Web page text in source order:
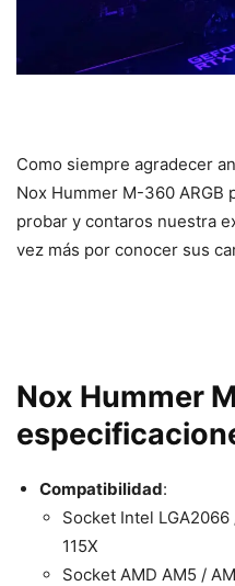
Como siempre agradecer
Nox Hummer M-360 ARGB
probar y contaros nuestra
vez más por conocer sus
Nox Hummer
Compatibilidad:
Socket Intel LGA2066
115X
Socket AMD AM5 /